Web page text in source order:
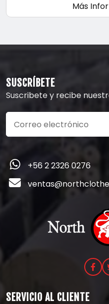
Más
SUSCRÍBETE
Suscribete y recibe
+56 2 2326 0276
SERVICIO AL CLIENTE